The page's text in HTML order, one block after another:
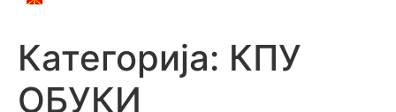
Категорија: КПУ
ОБУКИ